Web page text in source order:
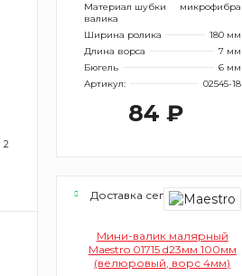
2
Материал шубки
валика
микрофибра
Ширина ролика
180 мм
Длина ворса
7 мм
Бюгель
6 мм
Артикул:
02545-18
84 ₽
Доставка сегодня
Мини-валик малярный
Maestro 01715 d23мм 100мм
(велюровый, ворс 4мм)